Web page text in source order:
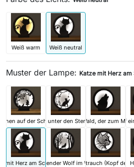
Weiß warm Weiß neutral
Muster der Lampe: Katze mit Herz am
auf der Schaukel
Katze, die unter den Sternen spielt
Wolf im Wald, der zumKopf
mit Herz am SchwanzHeulender Wolf im Wald
Katzenstrauch (Kopf der